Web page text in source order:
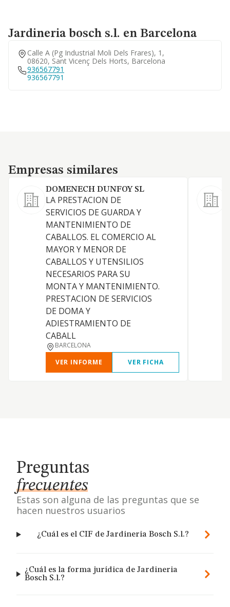
Jardineria bosch s.l. en Barcelona
Calle A (pg Industrial Moli Dels Frares), 1,
08620, Sant Vicenç Dels Horts, Barcelona
936567791
936567791
Empresas similares
Empresas similares
DOMENECH DUNFOY SL
LA PRESTACION DE
SERVICIOS DE GUARDA Y
MANTENIMIENTO DE
CABALLOS. EL COMERCIO AL
MAYOR Y MENOR DE
CABALLOS Y UTENSILIOS
NECESARIOS PARA SU
MONTA Y MANTENIMIENTO.
PRESTACION DE SERVICIOS
DE DOMA Y
ADIESTRAMIENTO DE
CABALL
BARCELONA
VER INFORME
VER FICHA
Preguntas
frecuentes
Estas son alguna de las preguntas que se
hacen nuestros usuarios
¿Cuál es el CIF de Jardineria Bosch S.l.?
¿Cuál es la forma jurídica de Jardineria
Bosch S.l.?